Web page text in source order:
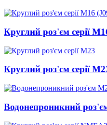
Круглий роз'єм серії
Круглий роз'єм серії
Водонепроникний